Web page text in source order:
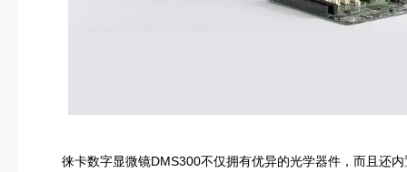
徕卡数字显微镜DMS300不仅拥有优异的光学器件，而且还内